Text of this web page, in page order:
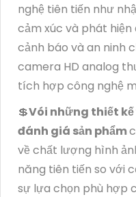
nghệ tiên tiến như
cảm xúc và phát hiện
cảnh báo và an ninh
camera HD analog
tích hợp công nghệ
💲Vói những thiết
đánh giá sản phẩm
về chất lượng hình
năng tiên tiến so với
sự lựa chọn phù hợp